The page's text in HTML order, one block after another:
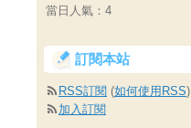
當日人氣： 4
訂閱本站
RSS訂閱 (如何使用RSS)
加入訂閱